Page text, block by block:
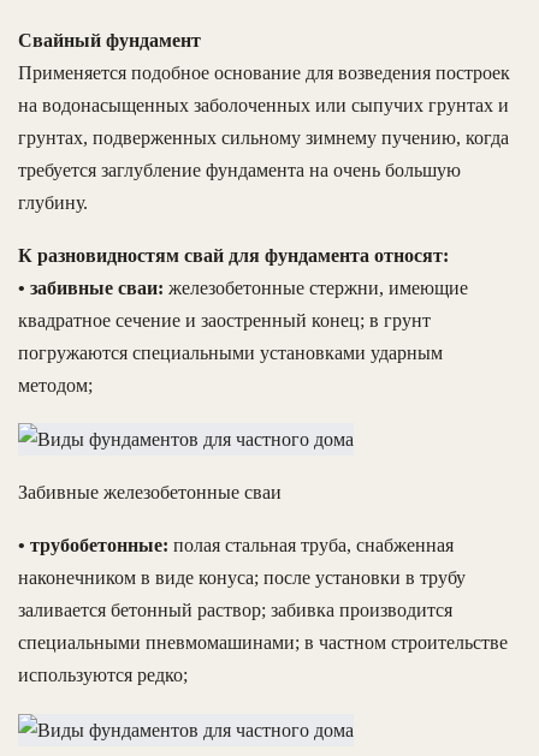
Свайный фундамент
Применяется подобное основание для возведения построек
на водонасыщенных заболоченных или сыпучих грунтах и
грунтах, подверженных сильному зимнему пучению, когда
требуется заглубление фундамента на очень большую
глубину.
К разновидностям свай для фундамента относят:
• забивные сваи: железобетонные стержни, имеющие
квадратное сечение и заостренный конец; в грунт
погружаются специальными установками ударным
методом;
Забивные железобетонные сваи
• трубобетонные: полая стальная труба, снабженная
наконечником в виде конуса; после установки в трубу
заливается бетонный раствор; забивка производится
специальными пневмомашинами; в частном строительстве
используются редко;